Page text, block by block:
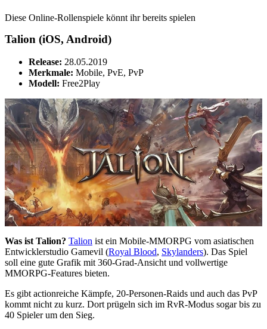
Diese Online-Rollenspiele könnt ihr bereits spielen
Talion (iOS, Android)
Release: 28.05.2019
Merkmale: Mobile, PvE, PvP
Modell: Free2Play
Was ist Talion? Talion ist ein Mobile-MMORPG vom asiatischen
Entwicklerstudio Gamevil (Royal Blood, Skylanders). Das Spiel
soll eine gute Grafik mit 360-Grad-Ansicht und vollwertige
MMORPG-Features bieten.
Es gibt actionreiche Kämpfe, 20-Personen-Raids und auch das PvP
kommt nicht zu kurz. Dort prügeln sich im RvR-Modus sogar bis zu
40 Spieler um den Sieg.